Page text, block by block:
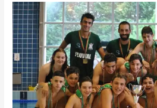
Polo
Aquático:
Infantis
campeões
nacionais